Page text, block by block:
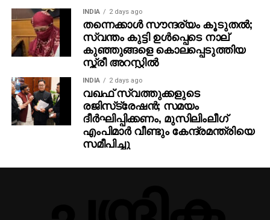
INDIA 2 days ago
തന്നെക്കാള്‍ സൗന്ദര്യം കൂടുതല്‍;
സ്വന്തം കുട്ടി ഉള്‍പ്പെടെ നാല്
കുഞ്ഞുങ്ങളെ കൊലപ്പെടുത്തിയ
സ്ത്രീ അറസ്റ്റില്‍
INDIA 2 days ago
വഖഫ് സ്വത്തുക്കളുടെ
രജിസ്‌ട്രേഷന്‍; സമയം
ദീര്‍ഘിപ്പിക്കണം, മുസിലിംലീഗ്
എംപിമാര്‍ വീണ്ടും കേന്ദ്രമന്ത്രിയെ
സമീപിച്ചു